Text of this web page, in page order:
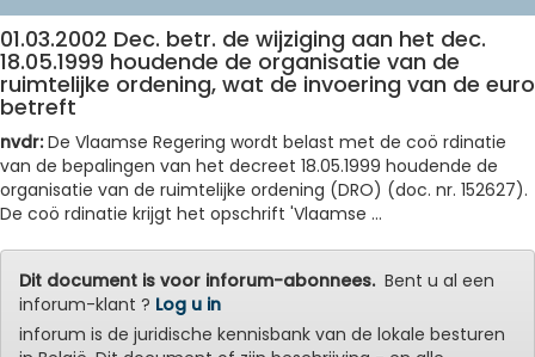
01.03.2002 Dec. betr. de wijziging aan het dec.
18.05.1999 houdende de organisatie van de
ruimtelijke ordening, wat de invoering van de euro
betreft
nvdr:De Vlaamse Regering wordt belast met de coö rdinatie
van de bepalingen van het decreet 18.05.1999 houdende de
organisatie van de ruimtelijke ordening (DRO) (doc. nr. 152627).
De coö rdinatie krijgt het opschrift 'Vlaamse ...
Dit document is voor inforum-abonnees.Bent u al een
inforum-klant ? Log u in
inforum is de juridische kennisbank van de lokale besturen